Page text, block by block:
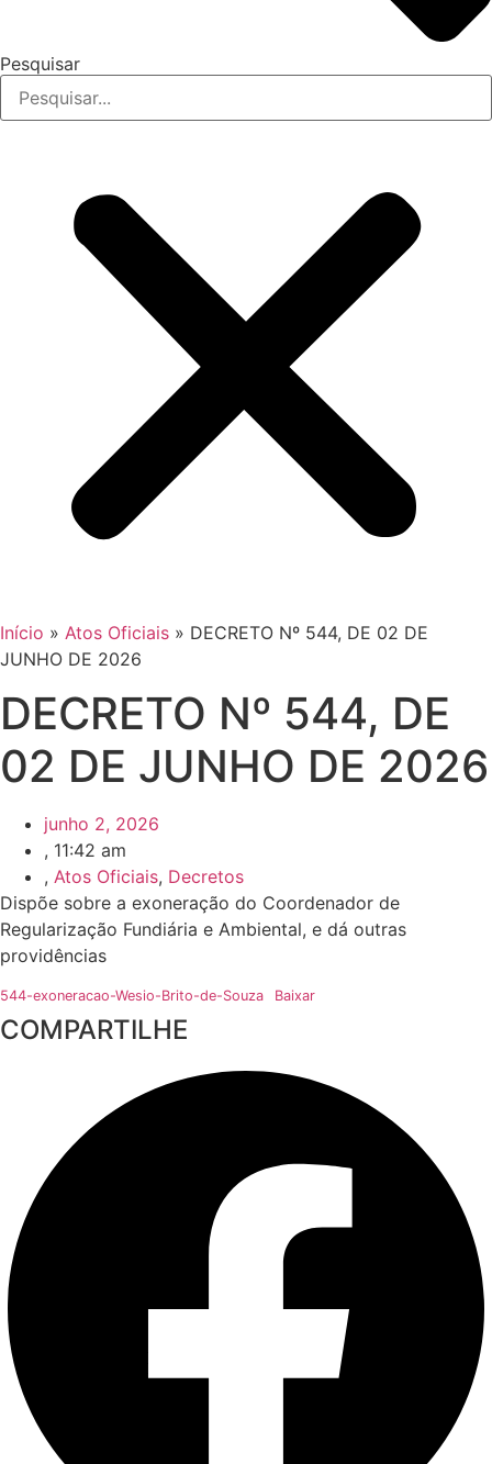
Pesquisar
Início » Atos Oficiais » DECRETO Nº 544, DE 02 DE
JUNHO DE 2026
DECRETO Nº 544, DE
02 DE JUNHO DE 2026
junho 2, 2026
, 11:42 am
, Atos Oficiais, Decretos
Dispõe sobre a exoneração do Coordenador de
Regularização Fundiária e Ambiental, e dá outras
providências
544-exoneracao-Wesio-Brito-de-Souza Baixar
COMPARTILHE